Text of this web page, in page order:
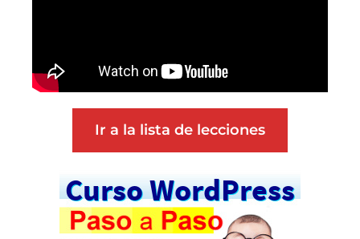
Ir a la lista de lecciones